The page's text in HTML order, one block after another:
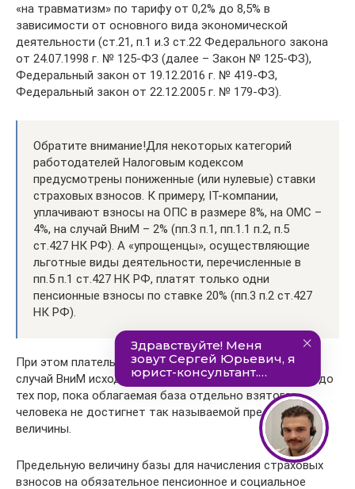
«на травматизм» по тарифу от 0,2% до 8,5% в
зависимости от основного вида экономической
деятельности (ст.21, п.1 и.3 ст.22 Федерального закона
от 24.07.1998 г. № 125-ФЗ (далее – Закон № 125-ФЗ),
Федеральный закон от 19.12.2016 г. № 419-ФЗ,
Федеральный закон от 22.12.2005 г. № 179-ФЗ).
Обратите внимание!Для некоторых категорий
работодателей Налоговым кодексом
предусмотрены пониженные (или нулевые) ставки
страховых взносов. К примеру, IT-компании,
уплачивают взносы на ОПС в размере 8%, на ОМС –
4%, на случай ВниМ – 2% (пп.3 п.1, пп.1.1 п.2, п.5
ст.427 НК РФ). А «упрощенцы», осуществляющие
льготные виды деятельности, перечисленные в
пп.5 п.1 ст.427 НК РФ, платят только одни
пенсионные взносы по ставке 20% (пп.3 п.2 ст.427
НК РФ).
При этом плательщик рассчитывает взносы на ОПС и
случай ВниМ исходя из указанных в таблице тарифов до
тех пор, пока облагаемая база отдельно взятого
человека не достигнет так называемой предельной
величины.
Предельную величину базы для начисления страховых
взносов на обязательное пенсионное и социальное